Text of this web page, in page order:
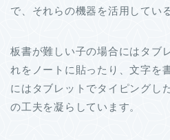
で、それらの機器を活用してい
板書が難しい子の場合にはタブ
れをノートに貼ったり、文字を
にはタブレットでタイピングし
の工夫を凝らしています。